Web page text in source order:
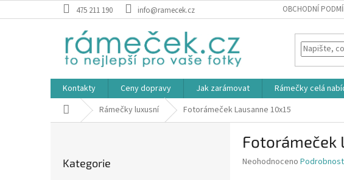
na
475 211 190 info@ramecek.cz OBCHODNÍ
Kontakty Ceny dopravy Jak zarámovat Rámečky celá
Domů Rámečky luxusní Fotorámeček Lausanne 10x15
kategorie
Kategorie
Fotorámeček
Průměrné
Neohodnoceno